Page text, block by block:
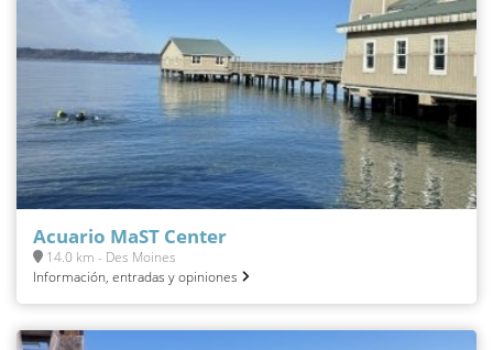
Acuario MaST Center
14.0 km - Des Moines
Información, entradas y opiniones